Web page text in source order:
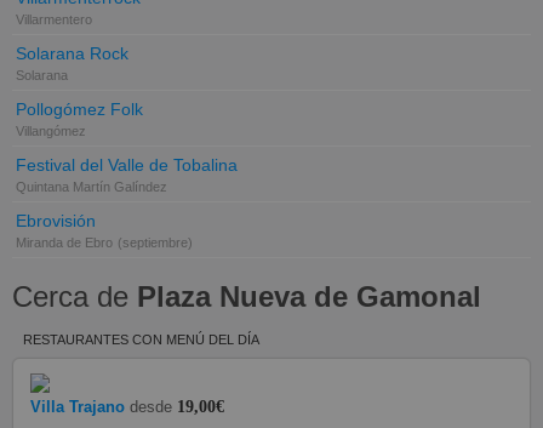
Villarmentero
Solarana Rock
Solarana
Pollogómez Folk
Villangómez
Festival del Valle de Tobalina
Quintana Martín Galíndez
Ebrovisión
Miranda de Ebro (septiembre)
Cerca de Plaza Nueva de Gamonal
RESTAURANTES CON MENÚ DEL DÍA
Villa Trajano desde 19,00€